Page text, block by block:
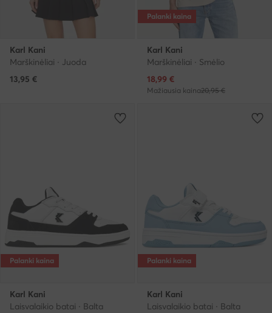
Karl Kani
Marškinėliai · Juoda
13,95 €
Palanki kaina
Karl Kani
Marškinėliai · Smėlio
Dabartinė kaina
18,99 €
Mažiausia kaina20,95 €
Palanki kaina
Karl Kani
Laisvalaikio batai · Balta
Palanki kaina
Karl Kani
Laisvalaikio batai · Balta